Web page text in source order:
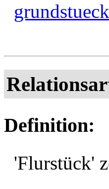
Definition:
'Flurstück'